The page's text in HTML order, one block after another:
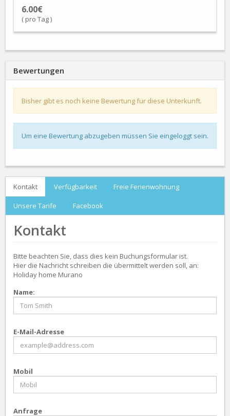
6.00€
( pro Tag )
Bewertungen
Bisher gibt es noch keine Bewertung für diese Unterkunft.
Um eine Bewertung abzugeben müssen Sie eingeloggt sein.
Kontakt Verfügbarkeit Freie Ferienwohnung
Unsere Tarife Facebook
Kontakt
Bitte beachten Sie, dass dies kein Buchungsformular ist.
Hier die Nachricht schreiben die übermittelt werden soll, an:
Holiday home Murano
Name:
E-Mail-Adresse
Mobil
Anfrage